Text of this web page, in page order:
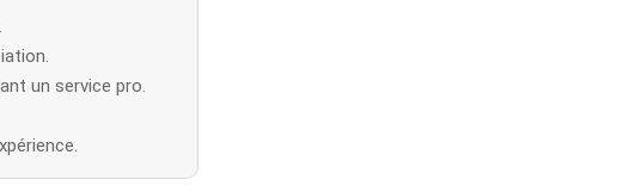
un service pro.